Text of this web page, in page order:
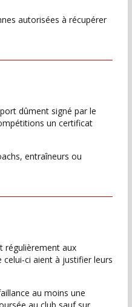
autorisées à récupérer
dûment signé par le
un certificat
entraîneurs ou
régulièrement aux
celui-ci aient à justifier leurs
au moins une